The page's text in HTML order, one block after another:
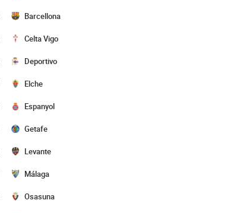
Barcellona
Celta Vigo
Deportivo
Elche
Espanyol
Getafe
Levante
Málaga
Osasuna